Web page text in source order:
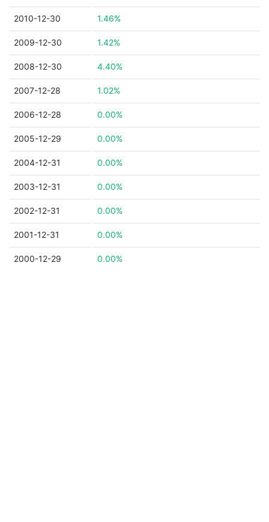
2010-12-30 1.46%
2009-12-30 1.42%
2008-12-30 4.40%
2007-12-28 1.02%
2006-12-28 0.00%
2005-12-29 0.00%
2004-12-31 0.00%
2003-12-31 0.00%
2002-12-31 0.00%
2001-12-31 0.00%
2000-12-29 0.00%